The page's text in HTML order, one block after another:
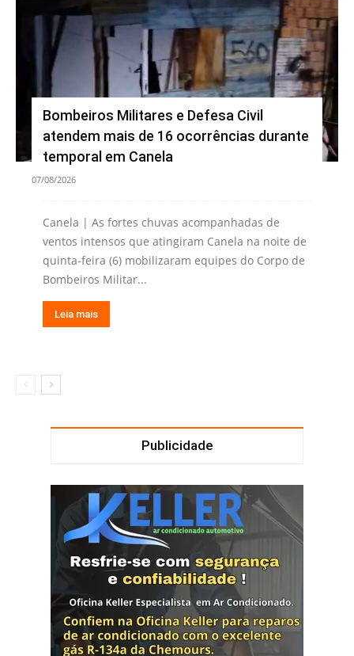
Bombeiros Militares e Defesa Civil
atendem mais de 16 ocorrências durante
temporal em Canela
07/08/2026
Canela | As fortes chuvas acompanhadas de
ventos intensos que atingiram Canela na noite de
quinta-feira (6) mobilizaram equipes do Corpo de
Bombeiros Militar...
Leia mais
Publicidade